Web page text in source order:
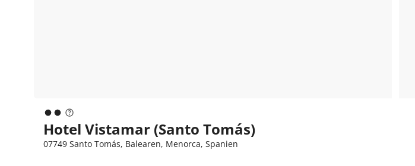
Hotel Vistamar (Santo Tomás)
07749 Santo Tomás, Balearen, Menorca, Spanien